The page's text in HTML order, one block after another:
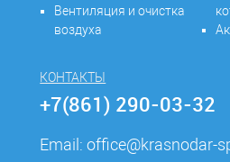
Вентиляция и очистка
воздуха
КОНТАКТЫ
+7(861) 290-03-32
Email:office@krasnodar-